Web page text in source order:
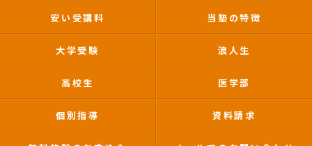
安い受講料 当塾の特徴
大学受験 浪人生
高校生 医学部
個別指導 資料請求